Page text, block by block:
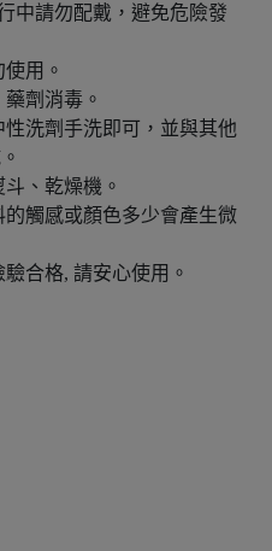
中請勿配戴，避免危險發
用。
劑消毒。
洗劑手洗即可，並與其他
、乾燥機。
觸感或顏色多少會產生微
合格, 請安心使用。